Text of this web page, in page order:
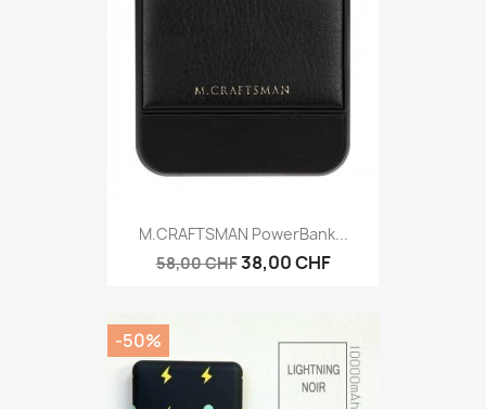
M.CRAFTSMAN PowerBank...
58,00 CHF38,00 CHF
-50%